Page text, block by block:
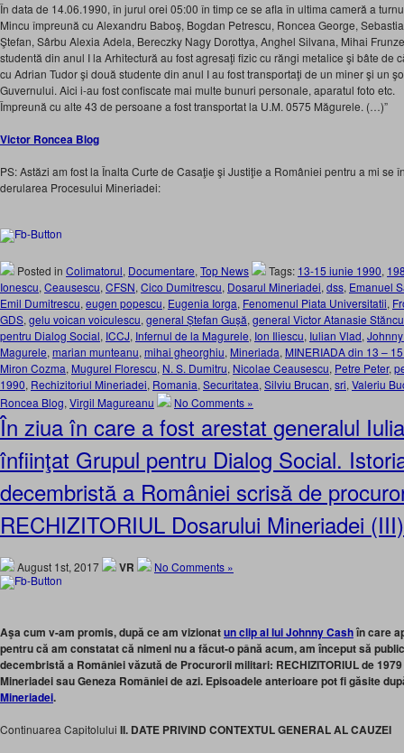
În data de 14.06.1990, în jurul orei 05:00 în timp ce se afla în ultima cameră a
Mincu împreună cu Alexandru Baboş, Bogdan Petrescu, Roncea George,
Ştefan, Sârbu Alexia Adela, Bereczky Nagy Dorottya, Anghel Silvana, Mihai
studentă din anul I la Arhitectură au fost agresaţi fizic cu răngi metalice şi bâte de
cu Adrian Tudor şi două studente din anul I au fost transportaţi de un miner şi un
Guvernului. Aici i-au fost confiscate mai multe bunuri personale, aparatul foto etc.
Împreună cu alte 43 de persoane a fost transportat la U.M. 0575 Măgurele. (…)”
Victor Roncea Blog
PS: Astăzi am fost la Înalta Curte de Casaţie şi Justiţie a României pentru a mi se
derularea Procesului Mineriadei:
Posted in Colimatorul, Documentare, Top News Tags: 13-15 iunie 1990,
Ionescu, Ceausescu, CFSN, Cico Dumitrescu, Dosarul Mineriadei, dss, Emanuel
Emil Dumitrescu, eugen popescu, Eugenia Iorga, Fenomenul Piata Universitatii,
GDS, gelu voican voiculescu, general Ștefan Gușă, general Victor Atanasie
pentru Dialog Social, ICCJ, Infernul de la Magurele, Ion Iliescu, Iulian Vlad,
Magurele, marian munteanu, mihai gheorghiu, Mineriada, MINERIADA din 13 –
Miron Cozma, Mugurel Florescu, N. S. Dumitru, Nicolae Ceausescu, Petre Peter,
1990, Rechizitoriul Mineriadei, Romania, Securitatea, Silviu Brucan, sri, Valeriu
Roncea Blog, Virgil Magureanu No Comments »
În ziua în care a fost arestat generalul
înfiinţat Grupul pentru Dialog Social.
decembristă a României scrisă de
RECHIZITORIUL Dosarului Mineriadei (III)
August 1st, 2017 VR No Comments »
Aşa cum v-am promis, după ce am vizionatun clip al lui Johnny Cashîn care
pentru că am constatat că nimeni nu a făcut-o până acum, am început să
decembristă a României văzută de Procurorii militari: RECHIZITORIUL de
Mineriadei sau Geneza României de azi. Episoadele anterioare pot fi găsite
Mineriadei.
Continuarea Capitolului II. DATE PRIVIND CONTEXTUL GENERAL AL CAUZEI